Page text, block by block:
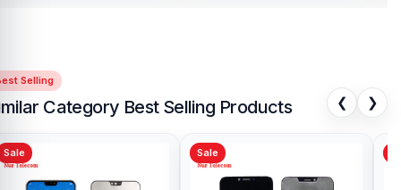
Selling
Category Best Selling Products ❮ ❯
Sale Sale
Honor 9 Display Price in
Bangladesh